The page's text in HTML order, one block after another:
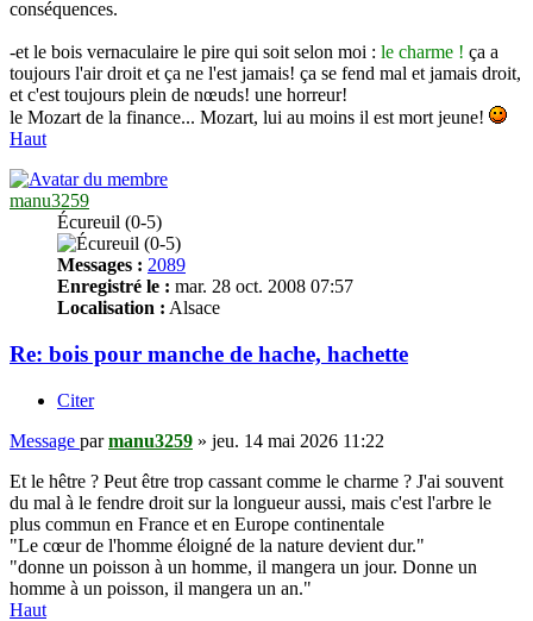
conséquences.
-et le bois vernaculaire le pire qui soit selon moi : le charme ! ça a
toujours l'air droit et ça ne l'est jamais! ça se fend mal et jamais droit,
et c'est toujours plein de nœuds! une horreur!
le Mozart de la finance... Mozart, lui au moins il est mort jeune!
Haut
manu3259
Écureuil (0-5)
Messages : 2089
Enregistré le : mar. 28 oct. 2008 07:57
Localisation : Alsace
Re: bois pour manche de hache, hachette
Citer
Message parmanu3259 » jeu. 14 mai 2026 11:22
Et le hêtre ? Peut être trop cassant comme le charme ? J'ai souvent
du mal à le fendre droit sur la longueur aussi, mais c'est l'arbre le
plus commun en France et en Europe continentale
"Le cœur de l'homme éloigné de la nature devient dur."
"donne un poisson à un homme, il mangera un jour. Donne un
homme à un poisson, il mangera un an."
Haut